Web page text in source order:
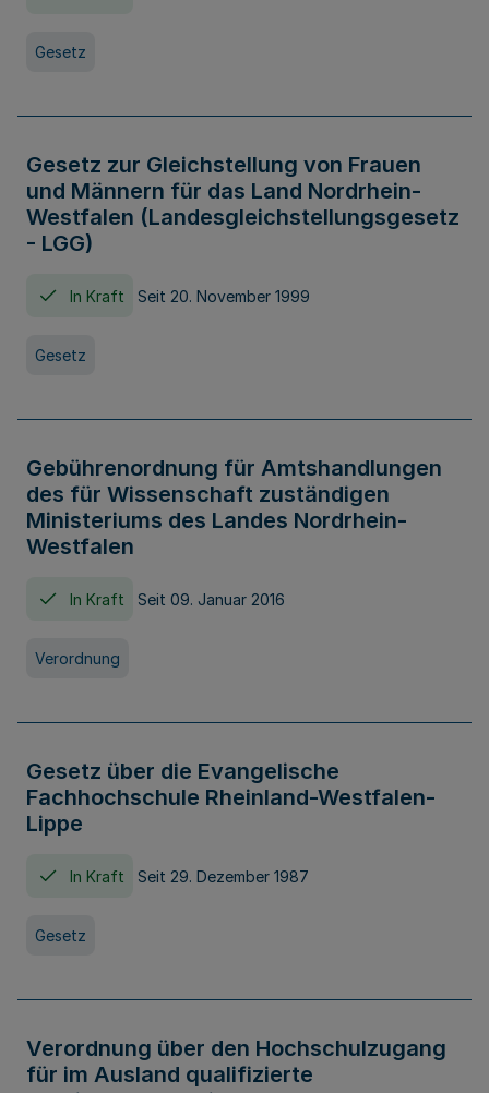
Gesetz
Gesetz zur Gleichstellung von Frauen
und Männern für das Land Nordrhein-
Westfalen (Landesgleichstellungsgesetz
- LGG)
In Kraft Seit 20. November 1999
Gesetz
Gebührenordnung für Amtshandlungen
des für Wissenschaft zuständigen
Ministeriums des Landes Nordrhein-
Westfalen
In Kraft Seit 09. Januar 2016
Verordnung
Gesetz über die Evangelische
Fachhochschule Rheinland-Westfalen-
Lippe
In Kraft Seit 29. Dezember 1987
Gesetz
Verordnung über den Hochschulzugang
für im Ausland qualifizierte